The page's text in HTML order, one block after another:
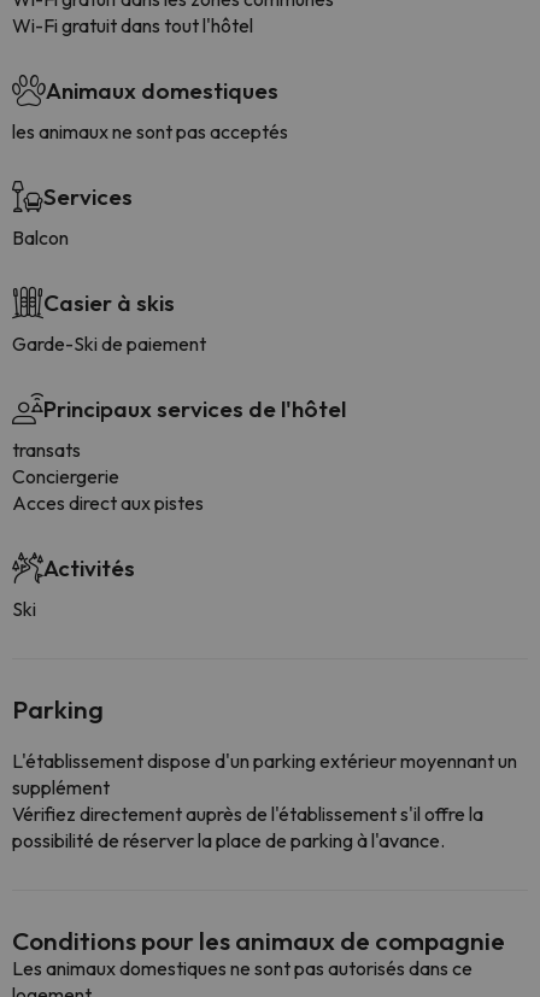
Wi-Fi gratuit dans tout l'hôtel
Animaux domestiques
les animaux ne sont pas acceptés
Services
Balcon
Casier à skis
Garde-Ski de paiement
Principaux services de l'hôtel
transats
Conciergerie
Acces direct aux pistes
Activités
Ski
Parking
L'établissement dispose d'un parking extérieur moyennant un
supplément
Vérifiez directement auprès de l'établissement s'il offre la
possibilité de réserver la place de parking à l'avance.
Conditions pour les animaux de compagnie
Les animaux domestiques ne sont pas autorisés dans ce